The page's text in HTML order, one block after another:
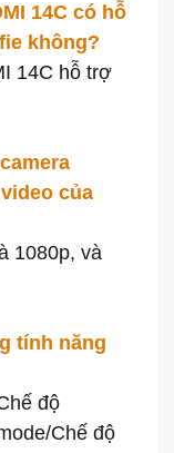
14C có hỗ
không?
14C hỗ trợ
của
1080p, và
tính năng
độ
Chế độ